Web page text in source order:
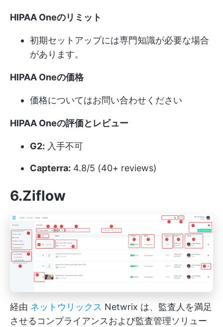
HIPAA Oneのリミット
初期セットアップには専門知識が必要な場合
があります。
HIPAA Oneの価格
価格についてはお問い合わせください
HIPAA Oneの評価とレビュー
G2: 入手不可
Capterra: 4.8/5 (40+ reviews)
6.Ziflow
経由 ネットウリックス Netwrix は、監査人を満足
させるコンプライアンスおよび監査管理ソリュー